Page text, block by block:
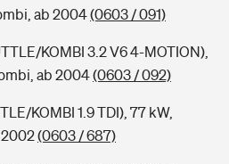
für deine Kids
eingestuft
ab 2004(0603 / 091)
KOMBI 3.2 V6 4-MOTION),
ab 2004(0603 / 092)
KOMBI 1.9 TDI), 77 kW,
2002(0603 / 687)